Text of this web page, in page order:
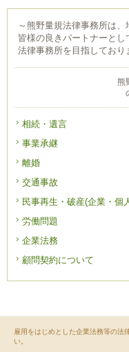
～熊野量規法律事務所は
皆様の良きパートナーと
法律事務所を目指しており
熊
相続・遺言
事業承継
離婚
交通事故
民事再生・破産(企業・個
労働問題
企業法務
顧問契約について
雇用をはじめとした企業法務等の法
い。